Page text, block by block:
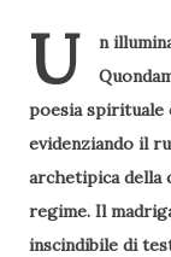
U
n
poesia spirituale
evidenziando il
archetipica della
regime. Il
inscindibile di